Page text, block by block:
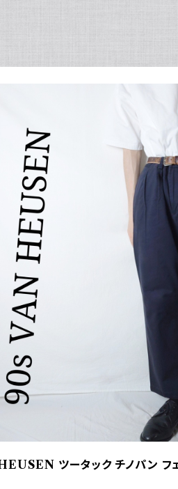
ツータック チノパン フ